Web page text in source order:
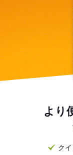
より
ク